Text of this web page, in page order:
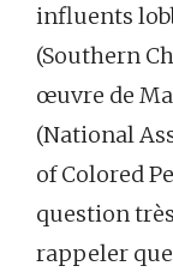
influents
(Southern
œuvre de
(National
of Colored
question
rappeler